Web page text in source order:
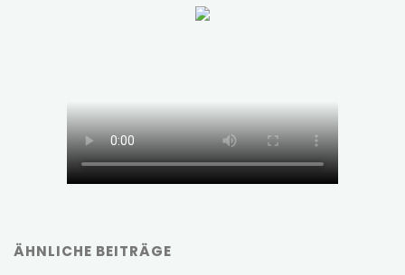
ÄHNLICHE BEITRÄGE